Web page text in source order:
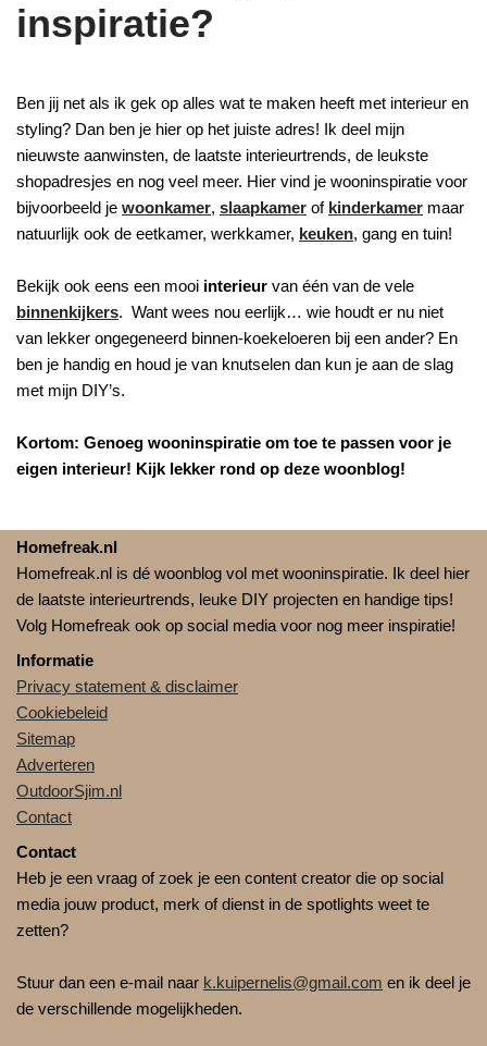
inspiratie?
Ben jij net als ik gek op alles wat te maken heeft met interieur en
styling? Dan ben je hier op het juiste adres! Ik deel mijn
nieuwste aanwinsten, de laatste interieurtrends, de leukste
shopadresjes en nog veel meer. Hier vind je wooninspiratie voor
bijvoorbeeld je woonkamer, slaapkamer of kinderkamer maar
natuurlijk ook de eetkamer, werkkamer, keuken, gang en tuin!
Bekijk ook eens een mooi interieur van één van de vele
binnenkijkers. Want wees nou eerlijk… wie houdt er nu niet
van lekker ongegeneerd binnen-koekeloeren bij een ander? En
ben je handig en houd je van knutselen dan kun je aan de slag
met mijn DIY’s.
Kortom: Genoeg wooninspiratie om toe te passen voor je
eigen interieur! Kijk lekker rond op deze woonblog!
Homefreak.nl
Homefreak.nl is dé woonblog vol met wooninspiratie. Ik deel hier
de laatste interieurtrends, leuke DIY projecten en handige tips!
Volg Homefreak ook op social media voor nog meer inspiratie!
Informatie
Privacy statement & disclaimer
Cookiebeleid
Sitemap
Adverteren
OutdoorSjim.nl
Contact
Contact
Heb je een vraag of zoek je een content creator die op social
media jouw product, merk of dienst in de spotlights weet te
zetten?
Stuur dan een e-mail naar k.kuipernelis@gmail.com en ik deel je
de verschillende mogelijkheden.